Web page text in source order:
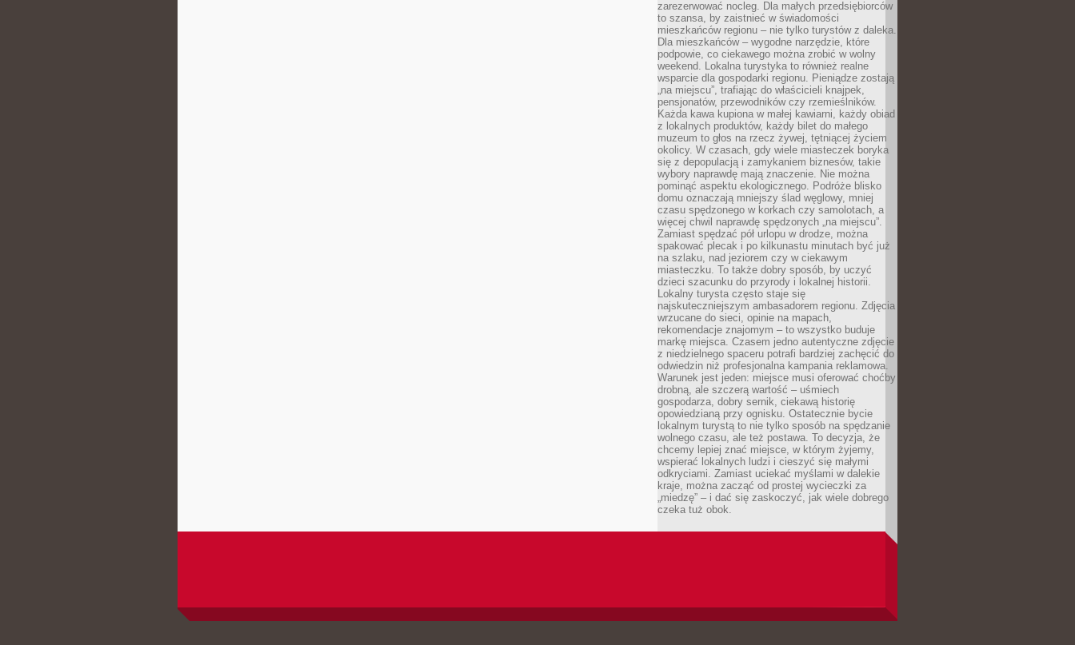
zarezerwować nocleg. Dla małych przedsiębiorców
to szansa, by zaistnieć w świadomości
mieszkańców regionu – nie tylko turystów z daleka.
Dla mieszkańców – wygodne narzędzie, które
podpowie, co ciekawego można zrobić w wolny
weekend. Lokalna turystyka to również realne
wsparcie dla gospodarki regionu. Pieniądze zostają
„na miejscu”, trafiając do właścicieli knajpek,
pensjonatów, przewodników czy rzemieślników.
Każda kawa kupiona w małej kawiarni, każdy obiad
z lokalnych produktów, każdy bilet do małego
muzeum to głos na rzecz żywej, tętniącej życiem
okolicy. W czasach, gdy wiele miasteczek boryka
się z depopulacją i zamykaniem biznesów, takie
wybory naprawdę mają znaczenie. Nie można
pominąć aspektu ekologicznego. Podróże blisko
domu oznaczają mniejszy ślad węglowy, mniej
czasu spędzonego w korkach czy samolotach, a
więcej chwil naprawdę spędzonych „na miejscu”.
Zamiast spędzać pół urlopu w drodze, można
spakować plecak i po kilkunastu minutach być już
na szlaku, nad jeziorem czy w ciekawym
miasteczku. To także dobry sposób, by uczyć
dzieci szacunku do przyrody i lokalnej historii.
Lokalny turysta często staje się
najskuteczniejszym ambasadorem regionu. Zdjęcia
wrzucane do sieci, opinie na mapach,
rekomendacje znajomym – to wszystko buduje
markę miejsca. Czasem jedno autentyczne zdjęcie
z niedzielnego spaceru potrafi bardziej zachęcić do
odwiedzin niż profesjonalna kampania reklamowa.
Warunek jest jeden: miejsce musi oferować choćby
drobną, ale szczerą wartość – uśmiech
gospodarza, dobry sernik, ciekawą historię
opowiedzianą przy ognisku. Ostatecznie bycie
lokalnym turystą to nie tylko sposób na spędzanie
wolnego czasu, ale też postawa. To decyzja, że
chcemy lepiej znać miejsce, w którym żyjemy,
wspierać lokalnych ludzi i cieszyć się małymi
odkryciami. Zamiast uciekać myślami w dalekie
kraje, można zacząć od prostej wycieczki za
„miedzę” – i dać się zaskoczyć, jak wiele dobrego
czeka tuż obok.